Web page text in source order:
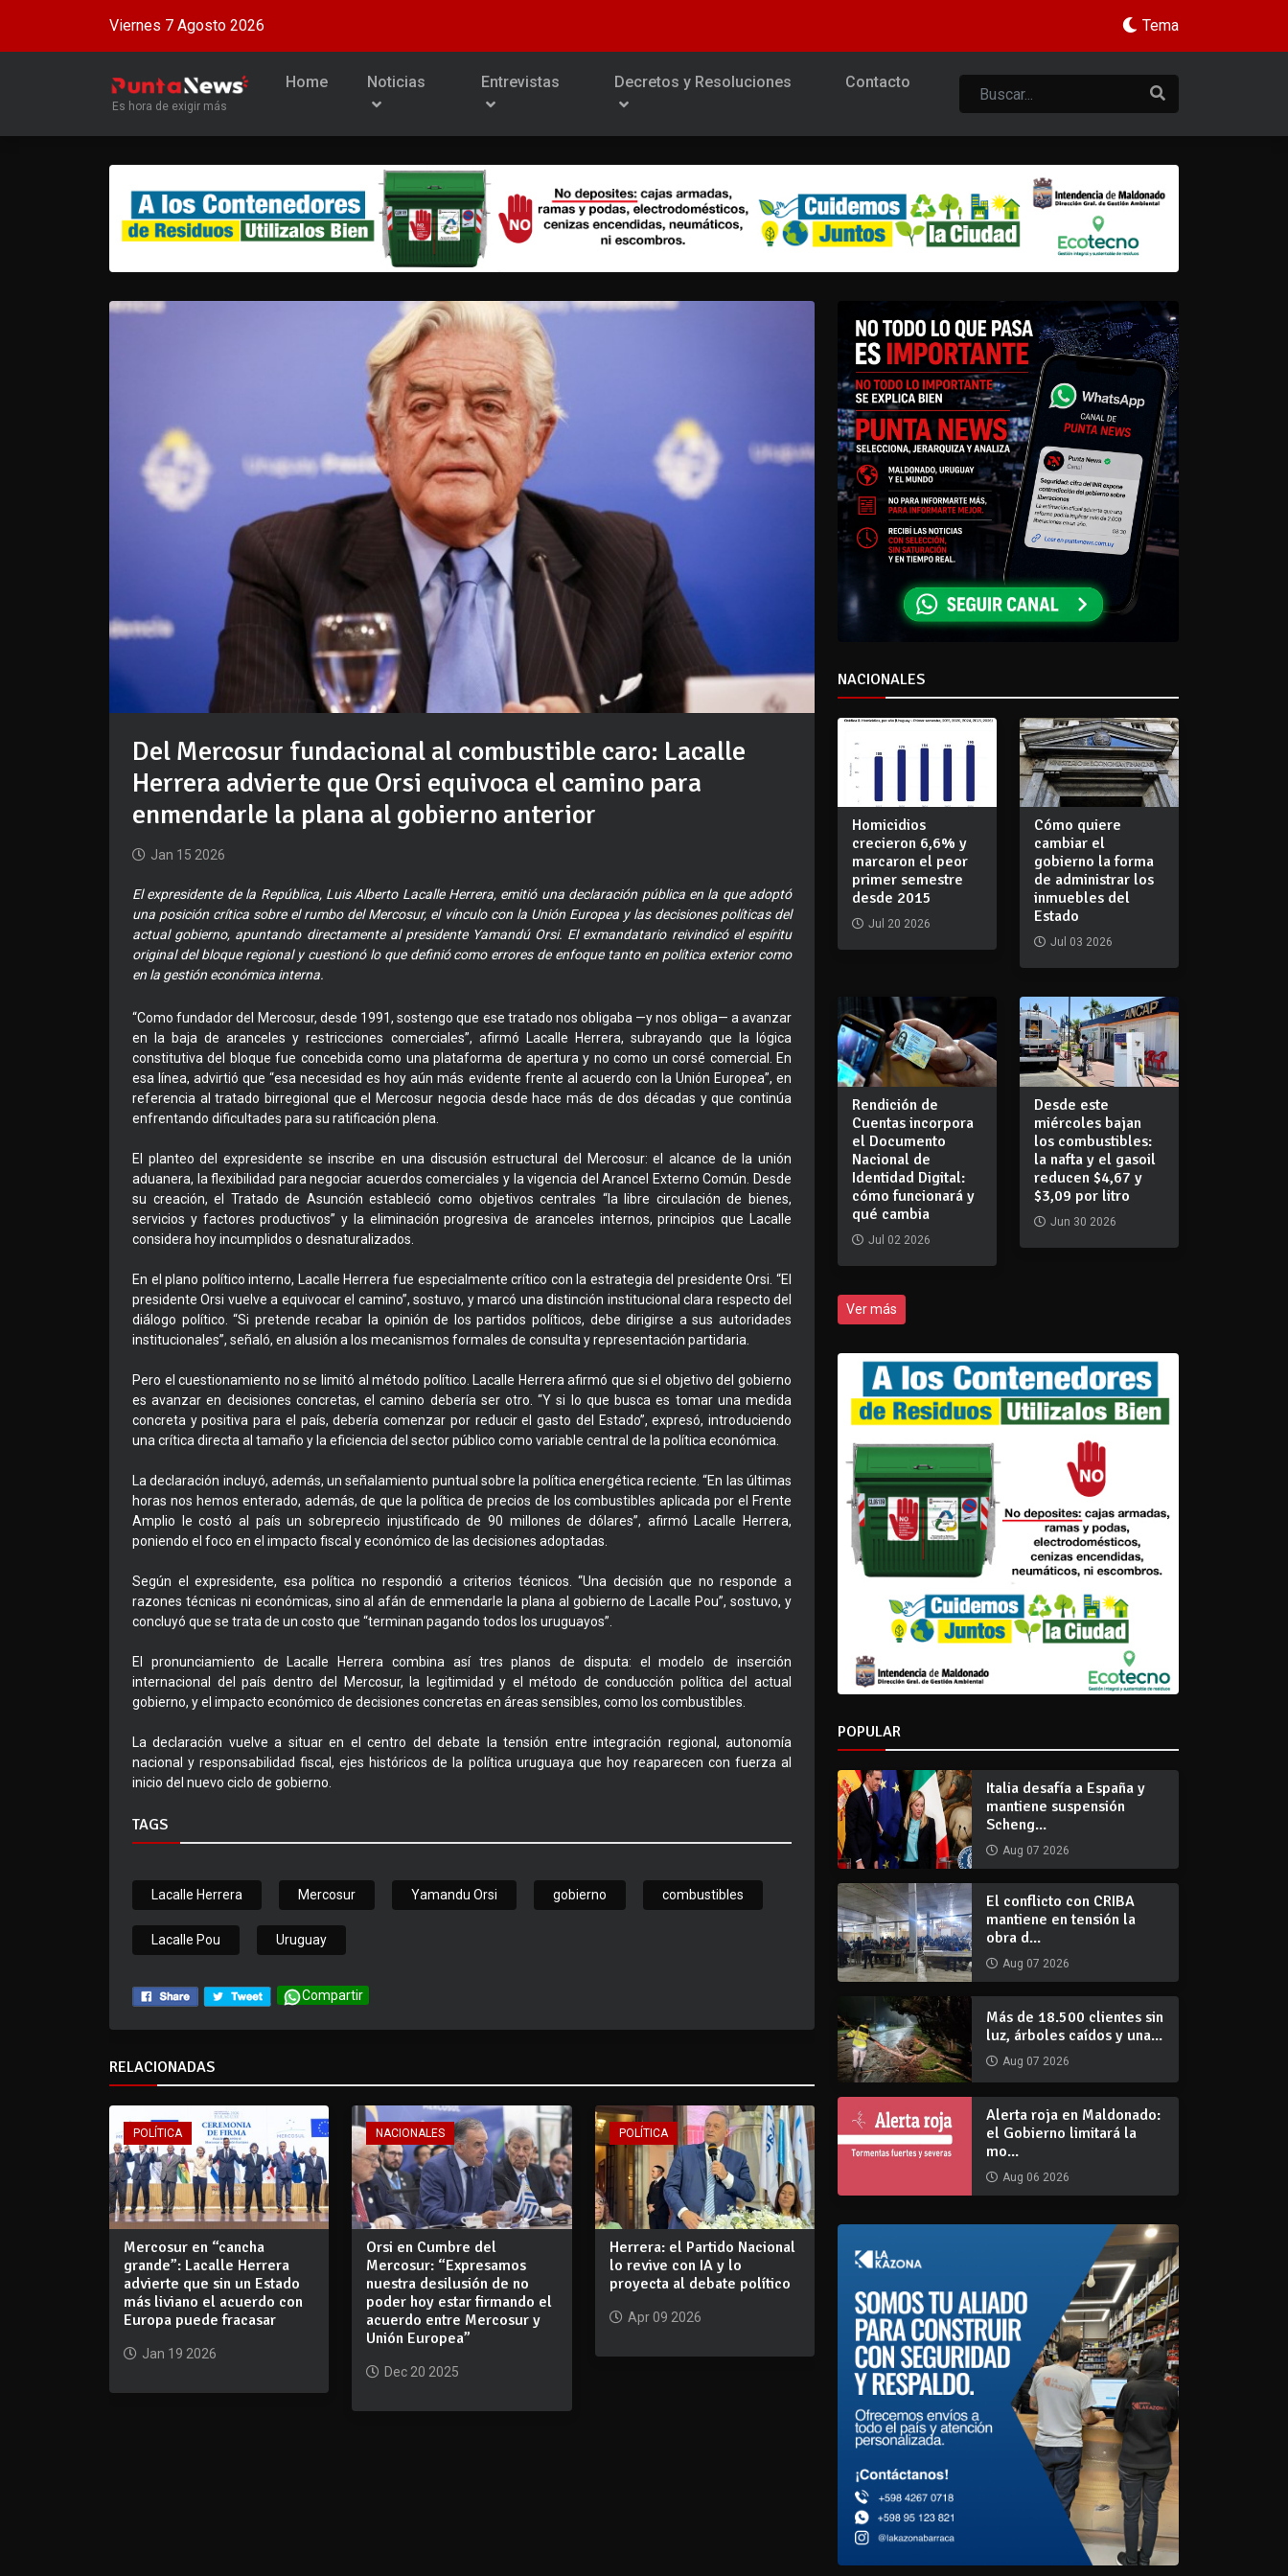
Viernes 7 Agosto 2026 Tema
Es hora de exigir más
Home Noticias Entrevistas Decretos y Resoluciones Contacto
Del Mercosur fundacional al combustible caro: Lacalle
Herrera advierte que Orsi equivoca el camino para
enmendarle la plana al gobierno anterior
Jan 15 2026
El expresidente de la República, Luis Alberto Lacalle Herrera, emitió una declaración pública en la que adoptó
una posición crítica sobre el rumbo del Mercosur, el vínculo con la Unión Europea y las decisiones políticas del
actual gobierno, apuntando directamente al presidente Yamandú Orsi. El exmandatario reivindicó el espíritu
original del bloque regional y cuestionó lo que definió como errores de enfoque tanto en política exterior como
en la gestión económica interna.
“Como fundador del Mercosur, desde 1991, sostengo que ese tratado nos obligaba —y nos obliga— a avanzar
en la baja de aranceles y restricciones comerciales”, afirmó Lacalle Herrera, subrayando que la lógica
constitutiva del bloque fue concebida como una plataforma de apertura y no como un corsé comercial. En
esa línea, advirtió que “esa necesidad es hoy aún más evidente frente al acuerdo con la Unión Europea”, en
referencia al tratado birregional que el Mercosur negocia desde hace más de dos décadas y que continúa
enfrentando dificultades para su ratificación plena.
El planteo del expresidente se inscribe en una discusión estructural del Mercosur: el alcance de la unión
aduanera, la flexibilidad para negociar acuerdos comerciales y la vigencia del Arancel Externo Común. Desde
su creación, el Tratado de Asunción estableció como objetivos centrales “la libre circulación de bienes,
servicios y factores productivos” y la eliminación progresiva de aranceles internos, principios que Lacalle
considera hoy incumplidos o desnaturalizados.
En el plano político interno, Lacalle Herrera fue especialmente crítico con la estrategia del presidente Orsi. “El
presidente Orsi vuelve a equivocar el camino”, sostuvo, y marcó una distinción institucional clara respecto del
diálogo político. “Si pretende recabar la opinión de los partidos políticos, debe dirigirse a sus autoridades
institucionales”, señaló, en alusión a los mecanismos formales de consulta y representación partidaria.
Pero el cuestionamiento no se limitó al método político. Lacalle Herrera afirmó que si el objetivo del gobierno
es avanzar en decisiones concretas, el camino debería ser otro. “Y si lo que busca es tomar una medida
concreta y positiva para el país, debería comenzar por reducir el gasto del Estado”, expresó, introduciendo
una crítica directa al tamaño y la eficiencia del sector público como variable central de la política económica.
La declaración incluyó, además, un señalamiento puntual sobre la política energética reciente. “En las últimas
horas nos hemos enterado, además, de que la política de precios de los combustibles aplicada por el Frente
Amplio le costó al país un sobreprecio injustificado de 90 millones de dólares”, afirmó Lacalle Herrera,
poniendo el foco en el impacto fiscal y económico de las decisiones adoptadas.
Según el expresidente, esa política no respondió a criterios técnicos. “Una decisión que no responde a
razones técnicas ni económicas, sino al afán de enmendarle la plana al gobierno de Lacalle Pou”, sostuvo, y
concluyó que se trata de un costo que “terminan pagando todos los uruguayos”.
El pronunciamiento de Lacalle Herrera combina así tres planos de disputa: el modelo de inserción
internacional del país dentro del Mercosur, la legitimidad y el método de conducción política del actual
gobierno, y el impacto económico de decisiones concretas en áreas sensibles, como los combustibles.
La declaración vuelve a situar en el centro del debate la tensión entre integración regional, autonomía
nacional y responsabilidad fiscal, ejes históricos de la política uruguaya que hoy reaparecen con fuerza al
inicio del nuevo ciclo de gobierno.
TAGS
Lacalle Herrera Mercosur Yamandu Orsi gobierno combustibles
Lacalle Pou Uruguay
Compartir
RELACIONADAS
POLÍTICA
Mercosur en “cancha
grande”: Lacalle Herrera
advierte que sin un Estado
más liviano el acuerdo con
Europa puede fracasar
Jan 19 2026
NACIONALES
Orsi en Cumbre del
Mercosur: “Expresamos
nuestra desilusión de no
poder hoy estar firmando el
acuerdo entre Mercosur y
Unión Europea”
Dec 20 2025
POLÍTICA
Herrera: el Partido Nacional
lo revive con IA y lo
proyecta al debate político
Apr 09 2026
NACIONALES
Homicidios
crecieron 6,6% y
marcaron el peor
primer semestre
desde 2015
Jul 20 2026
Cómo quiere
cambiar el
gobierno la forma
de administrar los
inmuebles del
Estado
Jul 03 2026
Rendición de
Cuentas incorpora
el Documento
Nacional de
Identidad Digital:
cómo funcionará y
qué cambia
Jul 02 2026
Desde este
miércoles bajan
los combustibles:
la nafta y el gasoil
reducen $4,67 y
$3,09 por litro
Jun 30 2026
Ver más
POPULAR
Italia desafía a España y
mantiene suspensión
Scheng...
Aug 07 2026
El conflicto con CRIBA
mantiene en tensión la
obra d...
Aug 07 2026
Más de 18.500 clientes sin
luz, árboles caídos y una...
Aug 07 2026
Alerta roja en Maldonado:
el Gobierno limitará la
mo...
Aug 06 2026